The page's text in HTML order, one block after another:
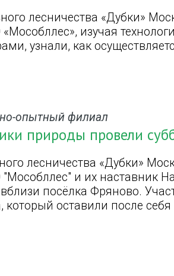
лесничества «Дубки»
изучая
узнали, как
опытный филиал
природы провели
лесничества «Дубки»
и их наставник
посёлка Фряново.
который оставили после